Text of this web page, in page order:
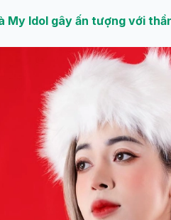
My Idol gây ấn tượng với